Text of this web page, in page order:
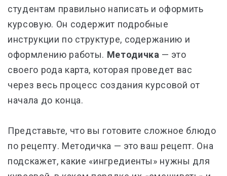
студентам правильно написать и оформить
курсовую. Он содержит подробные
инструкции по структуре, содержанию и
оформлению работы. Методичка — это
своего рода карта, которая проведет вас
через весь процесс создания курсовой от
начала до конца.
Представьте, что вы готовите сложное блюдо
по рецепту. Методичка — это ваш рецепт. Она
подскажет, какие «ингредиенты» нужны для